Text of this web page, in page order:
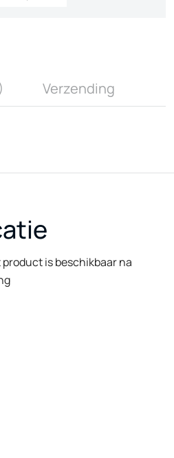
Verzending
is beschikbaar na